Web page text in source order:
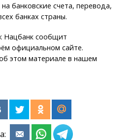
банковские счета, перевода,
банках страны.
Нацбанк сообщит
официальном сайте.
этом материале в нашем